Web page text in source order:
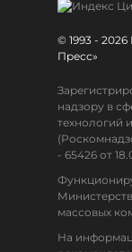
© 1993 -
Пресс»
надзору в
технологий
- 65426 от
массовых
На